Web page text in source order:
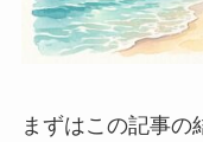
まずはこの記事の